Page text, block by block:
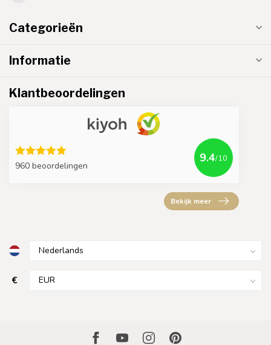
Categorieën
Informatie
Klantbeoordelingen
960 beoordelingen
9.4/10
Bekijk meer
€